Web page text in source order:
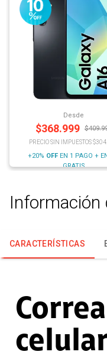
Desde
$368.999 $
PRECIO SIN IMPUESTOS
+20% OFF EN 1 PAGO +
GRATIS
Información
CARACTERÍSTICAS